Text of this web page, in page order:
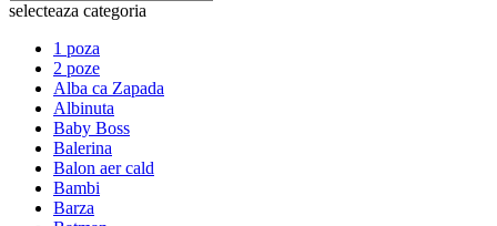
selecteaza categoria
1 poza
2 poze
Alba ca Zapada
Albinuta
Baby Boss
Balerina
Balon aer cald
Bambi
Barza